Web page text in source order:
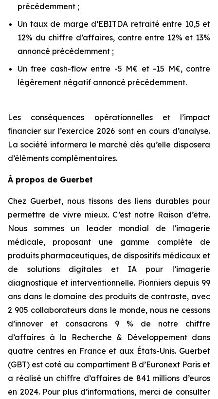
précédemment ;
Un taux de marge d’EBITDA retraité entre 10,5 et
12% du chiffre d’affaires, contre entre 12% et 13%
annoncé précédemment ;
Un free cash-flow entre -5 M€ et -15 M€, contre
légèrement négatif annoncé précédemment.
Les conséquences opérationnelles et l’impact
financier sur l’exercice 2026 sont en cours d’analyse.
La société informera le marché dès qu’elle disposera
d’éléments complémentaires.
À propos de Guerbet
Chez Guerbet, nous tissons des liens durables pour
permettre de vivre mieux. C’est notre Raison d’être.
Nous sommes un leader mondial de l’imagerie
médicale, proposant une gamme complète de
produits pharmaceutiques, de dispositifs médicaux et
de solutions digitales et IA pour l’imagerie
diagnostique et interventionnelle. Pionniers depuis 99
ans dans le domaine des produits de contraste, avec
2 905 collaborateurs dans le monde, nous ne cessons
d’innover et consacrons 9 % de notre chiffre
d’affaires à la Recherche & Développement dans
quatre centres en France et aux États-Unis. Guerbet
(GBT) est coté au compartiment B d’Euronext Paris et
a réalisé un chiffre d’affaires de 841 millions d’euros
en 2024. Pour plus d’informations, merci de consulter